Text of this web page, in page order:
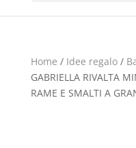
Home / Idee regalo/
GABRIELLA RIVALTA
RAME E SMALTI A